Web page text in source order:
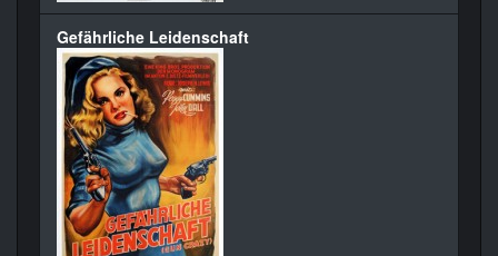
Gefährliche Leidenschaft